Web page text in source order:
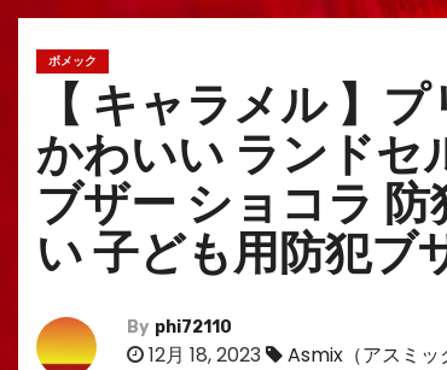
ボメック
【 キャラメル 】
かわいい ランドセ
ブザー ショコラ
い 子ども用防犯ブ
By phi72110
12月 18, 2023 Asmix（アスミッ